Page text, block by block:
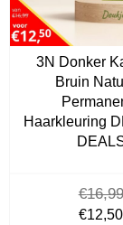
3N Donker
Bruin
Haarkleuring
€16,99
€12,50